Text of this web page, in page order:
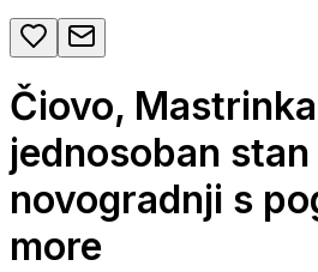
Čiovo,
jednosoban stan
novogradnji s
more